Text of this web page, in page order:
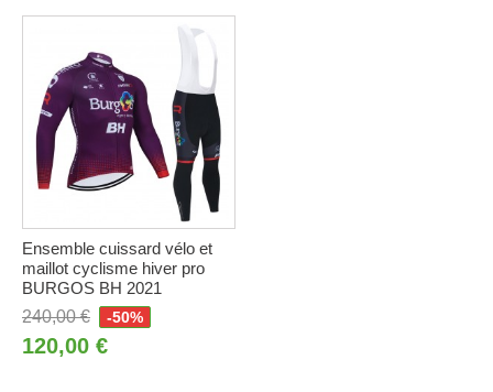
Ensemble cuissard vélo et
maillot cyclisme hiver pro
BURGOS BH 2021
240,00 €
-50%
120,00 €